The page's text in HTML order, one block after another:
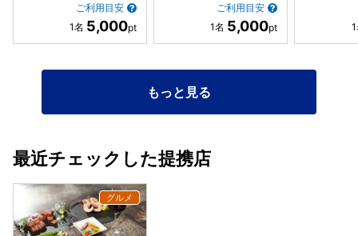
ご利用目安
5,000
ご利用目安
5,000
もっと見る
最近チェックした提携店